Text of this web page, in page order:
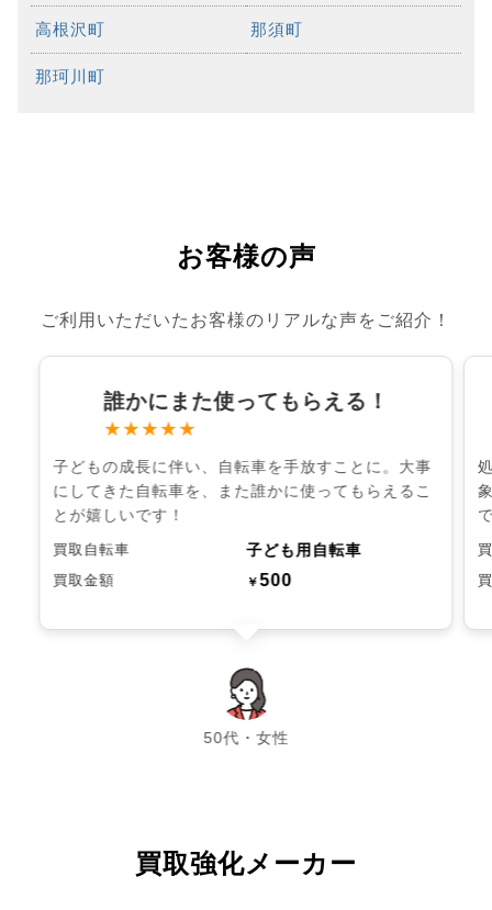
高根沢町 那須町
那珂川町
お客様の声
ご利用いただいたお客様のリアルな声をご紹介！
誰かにまた使ってもらえる！
★★★★★
子どもの成長に伴い、自転車を手放すことに。大事
にしてきた自転車を、また誰かに使ってもらえるこ
とが嬉しいです！
買取自転車 子ども用自転車
買取金額 ￥500
50代・女性
chevron_left chevron_right
買取強化メーカー